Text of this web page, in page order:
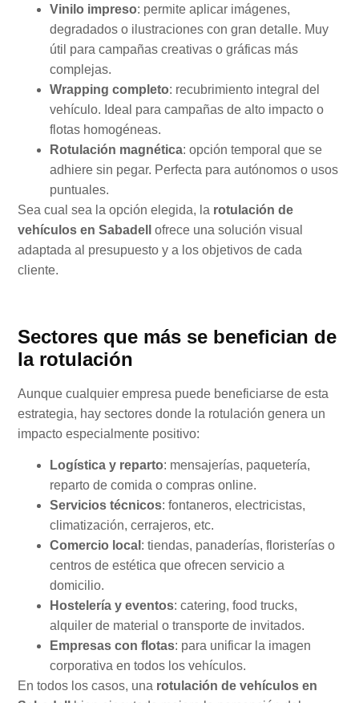
Vinilo impreso: permite aplicar imágenes,
degradados o ilustraciones con gran detalle. Muy
útil para campañas creativas o gráficas más
complejas.
Wrapping completo: recubrimiento integral del
vehículo. Ideal para campañas de alto impacto o
flotas homogéneas.
Rotulación magnética: opción temporal que se
adhiere sin pegar. Perfecta para autónomos o usos
puntuales.
Sea cual sea la opción elegida, la rotulación de
vehículos en Sabadell
ofrece una solución visual
adaptada al presupuesto y a los objetivos de cada
cliente.
Sectores que más se benefician de
la rotulación
Aunque cualquier empresa puede beneficiarse de esta
estrategia, hay sectores donde la rotulación genera un
impacto especialmente positivo:
Logística y reparto: mensajerías, paquetería,
reparto de comida o compras online.
Servicios técnicos: fontaneros, electricistas,
climatización, cerrajeros, etc.
Comercio local : tiendas, panaderías, floristerías o
centros de estética que ofrecen servicio a
domicilio.
Hostelería y eventos: catering, food trucks,
alquiler de material o transporte de invitados.
Empresas con flotas: para unificar la imagen
corporativa en todos los vehículos.
En todos los casos, una rotulación de vehículos en